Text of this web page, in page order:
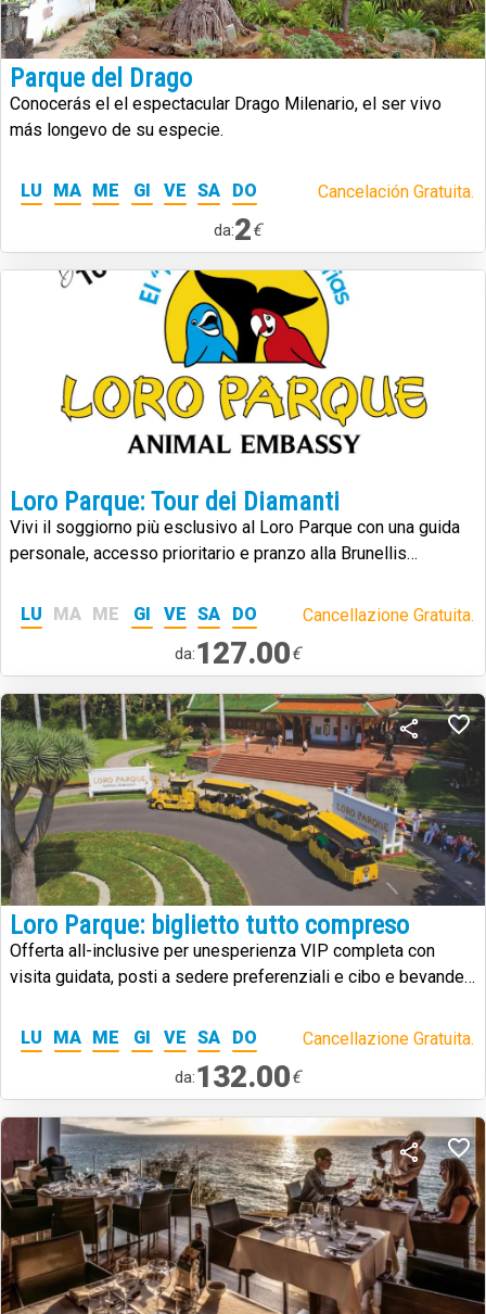
Parque del Drago
Conocerás el el espectacular Drago Milenario, el ser vivo
más longevo de su especie.
LU MA ME GI VE SA DO Cancelación Gratuita.
da:2€
Loro Parque: Tour dei Diamanti
Vivi il soggiorno più esclusivo al Loro Parque con una guida
personale, accesso prioritario e pranzo alla Brunellis
LU
MA ME GI VE SA DO Cancellazione Gratuita.
da:127.00€
Loro Parque: biglietto tutto compreso
Offerta all-inclusive per unesperienza VIP completa con
visita guidata, posti a sedere preferenziali e cibo e bevande
LU
MA ME GI VE SA DO Cancellazione Gratuita.
da:132.00€